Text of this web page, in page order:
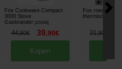
Fox Cookware Compact
3000 Stove
Gasbrander [221558]
44,90€ 39,90€
Kopen
Fox
thermische mok
21,90